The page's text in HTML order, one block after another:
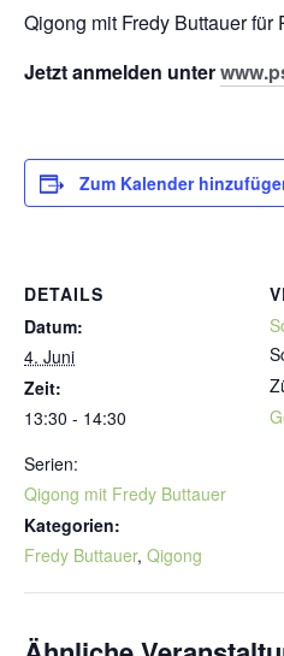
Qigong mit Fredy Buttauer für
Jetzt anmelden unter
Zum Kalender
DETAILS
Datum:
4. Juni
Zeit:
13:30 - 14:30
Serien:
Qigong mit Fredy Buttauer
Kategorien:
Fredy Buttauer, Qigong